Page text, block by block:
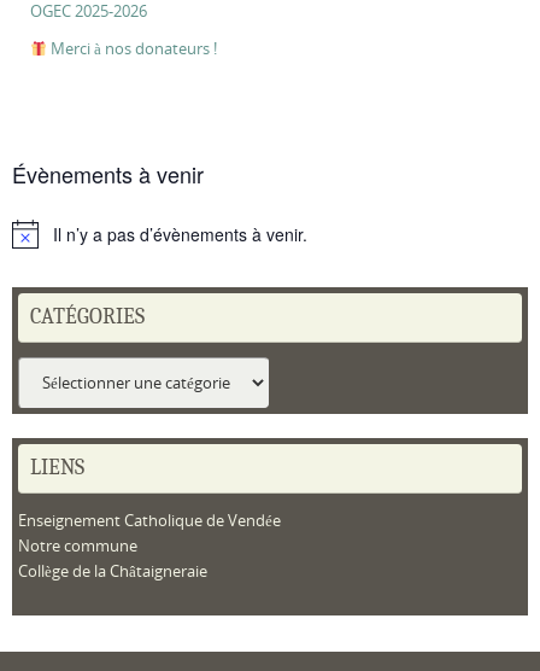
OGEC 2025-2026
Merci à nos donateurs !
Évènements à venir
NoticeIl n’y a pas d’évènements à venir.
CATÉGORIES
LIENS
Enseignement Catholique de Vendée
Notre commune
Collège de la Châtaigneraie